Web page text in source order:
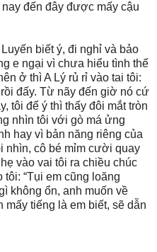
đến đây được mấy cậu
biết ý, đi nghỉ và bảo
e ngại vì chưa hiểu tình thế
ở thì A Lý rủ rỉ vào tai tôi:
rồi đấy. Từ nãy đến giờ nó cứ
tôi để ý thì thấy đôi mắt tròn
nhìn tôi với gò má ửng
hay vì bản năng riêng của
nhìn, cô bé mỉm cười quay
vào vai tôi ra chiều chúc
“Tụi em cũng loăng
không ổn, anh muốn về
tiếng là em biết, sẽ dẫn